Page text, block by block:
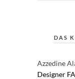
DAS
Azzedine
Designer